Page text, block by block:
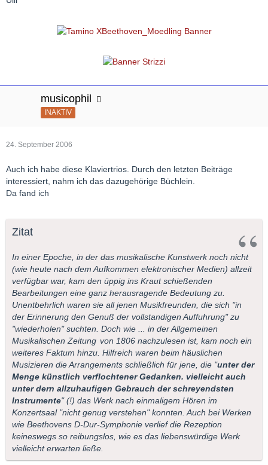
musicophil
INAKTIV
24. September 2006
Auch ich habe diese Klaviertrios. Durch den letzten Beiträge
interessiert, nahm ich das dazugehörige Büchlein.
Da fand ich
Zitat
In einer Epoche, in der das musikalische Kunstwerk noch nicht
(wie heute nach dem Aufkommen elektronischer Medien) allzeit
verfügbar war, kam den üppig ins Kraut schießenden
Bearbeitungen eine ganz herausragende Bedeutung zu.
Unentbehrlich waren sie all jenen Musikfreunden, die sich "in
der Erinnerung den Genuß der vollstandigen Auffuhrung" zu
"wiederholen" suchten. Doch wie ... in derAllgemeinen
Musikalischen Zeitung von 1806 nachzulesen ist, kam noch ein
weiteres Faktum hinzu. Hilfreich waren beim häuslichen
Musizieren die Arrangements schließlich für jene, die "unter der
Menge künstlich verflochtener Gedanken. vielleicht auch
unter dern allzuhaufigen Gebrauch der schreyendsten
Instrumente" (!) das Werk nach einmaligem Hören im
Konzertsaal "nicht genug verstehen" konnten. Auch bei Werken
wie Beethovens D-Dur-Symphonie verlief die Rezeption
keineswegs so reibungslos, wie es das liebenswürdige Werk
vielleicht erwarten ließe.